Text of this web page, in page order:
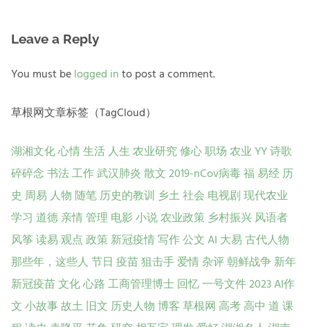
Leave a Reply
You must belogged into post a comment.
草根网文章标签（TagCloud）
湖湘文化心情生活人生农业研究修心职场农业YY诗歌
碎碎念书法工作武汉肺炎散文2019-nCov病毒福易经历
史 周易人物随笔历史的教训 乡土社会 电视剧现代农业
学习 道德亲情管理电影小说农业政策乡村振兴风语者
风筝读易观点政策新冠疫情写作公文AI 大易古代人物
那些年，这些人节日 疫苗狙击手爱情杂评朝鲜战争新年
新冠疫苗文化心路工商管理博士回忆一号文件2023AI作
文小故事故土旧文 历史人物博客草根网高考高中 道课